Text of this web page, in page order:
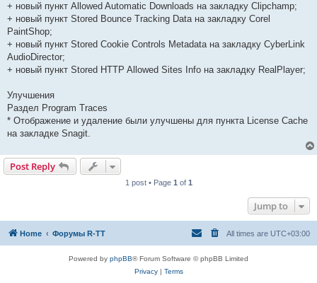
+ новый пункт Allowed Automatic Downloads на закладку Clipchamp;
+ новый пункт Stored Bounce Tracking Data на закладку Corel
PaintShop;
+ новый пункт Stored Cookie Controls Metadata на закладку CyberLink
AudioDirector;
+ новый пункт Stored HTTP Allowed Sites Info на закладку RealPlayer;
Улучшения
Раздел Program Traces
* Отображение и удаление были улучшены для пункта License Cache
на закладке Snagit.
Post Reply
1 post • Page 1 of 1
Jump to
Home Форумы R-TT All times are UTC+03:00
Powered by phpBB® Forum Software © phpBB Limited
Privacy| Terms